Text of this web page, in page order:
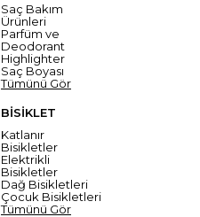
Saç Bakım
Ürünleri
Parfüm ve
Deodorant
Highlighter
Saç Boyası
Tümünü Gör
BİSİKLET
Katlanır
Bisikletler
Elektrikli
Bisikletler
Dağ Bisikletleri
Çocuk Bisikletleri
Tümünü Gör